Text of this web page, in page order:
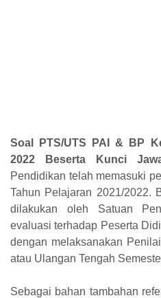
Soal PTS/UTS PAI & BP
2022 Beserta Kunci
Pendidikan telah memasuki
Tahun Pelajaran 2021/2022.
dilakukan oleh Satuan
evaluasi terhadap Peserta
dengan melaksanakan
atau Ulangan Tengah
Sebagai bahan tambahan